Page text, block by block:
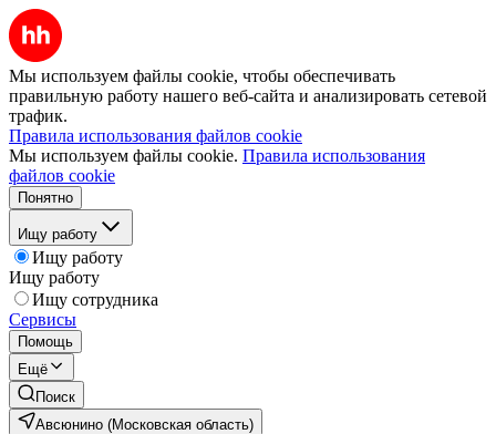
Мы используем файлы cookie, чтобы обеспечивать
правильную работу нашего веб-сайта и анализировать сетевой
трафик.
Правила использования файлов cookie
Мы используем файлы cookie. Правила использования
файлов cookie
Понятно
Ищу работу
Ищу работу
Ищу работу
Ищу сотрудника
Сервисы
Помощь
Ещё
Поиск
Авсюнино (Московская область)